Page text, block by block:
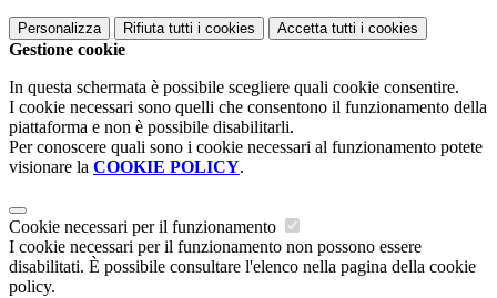
Personalizza Rifiuta tutti i cookies Accetta tutti i cookies
Gestione cookie
In questa schermata è possibile scegliere quali cookie consentire.
I cookie necessari sono quelli che consentono il funzionamento della
piattaforma e non è possibile disabilitarli.
Per conoscere quali sono i cookie necessari al funzionamento potete
visionare la COOKIE POLICY.
Cookie necessari per il funzionamento
I cookie necessari per il funzionamento non possono essere
disabilitati. È possibile consultare l'elenco nella pagina della cookie
policy.